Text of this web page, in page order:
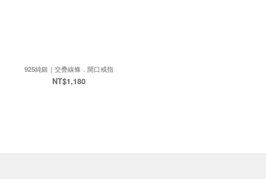
925純銀｜交疊線條．開口戒指
NT$1,180